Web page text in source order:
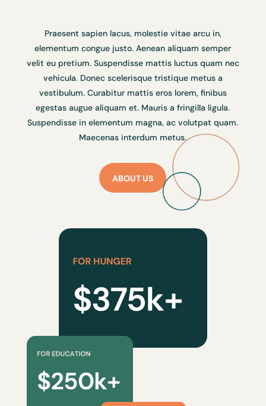
Praesent sapien lacus, molestie vitae arcu in,
elementum congue justo. Aenean aliquam semper
velit eu pretium. Suspendisse mattis luctus quam nec
vehicula. Donec scelerisque tristique metus a
vestibulum. Curabitur mattis eros lorem, finibus
egestas augue aliquam et. Mauris a fringilla ligula.
Suspendisse in elementum magna, ac volutpat quam.
Maecenas interdum metus.
ABOUT US